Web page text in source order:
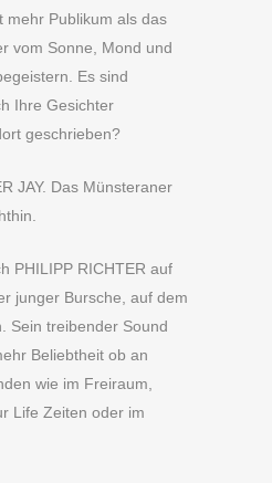
mehr Publikum als das
vom Sonne, Mond und
Es sind
Ihre Gesichter
geschrieben?
JAY. Das Münsteraner
PHILIPP RICHTER auf
junger Bursche, auf dem
Sein treibender Sound
Beliebtheit ob an
wie im Freiraum,
Life Zeiten oder im